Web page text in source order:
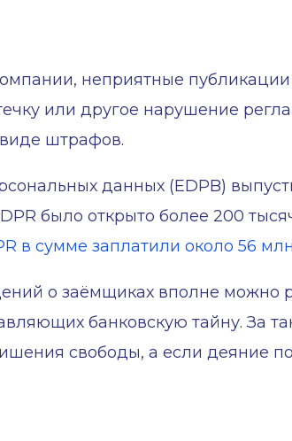
неприятные
или другое нарушение
штрафов.
данных (EDPB)
было открыто более 200
в сумме заплатили около 56
о заёмщиках вполне можно
банковскую тайну. За
свободы, а если деяние